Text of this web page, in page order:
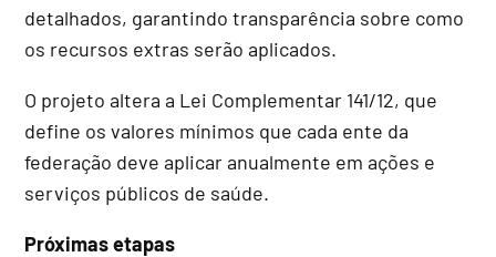
detalhados, garantindo transparência sobre como
os recursos extras serão aplicados.
O projeto altera a Lei Complementar 141/12, que
define os valores mínimos que cada ente da
federação deve aplicar anualmente em ações e
serviços públicos de saúde.
Próximas etapas